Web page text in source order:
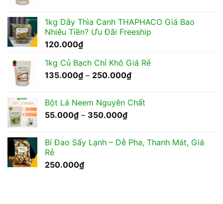
325.000₫
đến
1kg Dây Thìa Canh THAPHACO Giá Bao
Nhiêu Tiền? Ưu Đãi Freeship
120.000₫
1kg Củ Bạch Chỉ Khô Giá Rẻ
135.000₫ – 250.000₫Khoảng
135.000₫
Bột Lá Neem Nguyên Chất
55.000₫ – 350.000₫Khoảng
55.000₫
Bí Đao Sấy Lạnh – Dễ Pha, Thanh Mát, Giá
Rẻ
250.000₫